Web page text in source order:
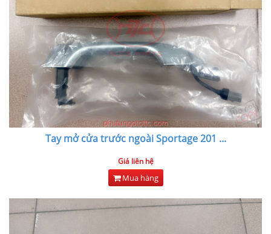
Tay mở cửa trước ngoài Sportage 201 ...
Giá liên hệ
Mua hàng